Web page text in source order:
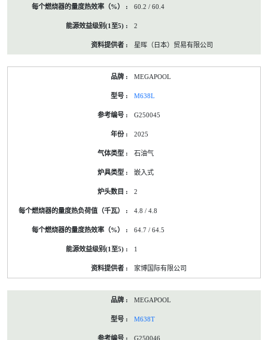
60.2 / 60.4
2
星晖（日本）贸易有限公司
MEGAPOOL
M638L
G250045
2025
石油气
嵌入式
2
4.8 / 4.8
64.7 / 64.5
1
家博国际有限公司
MEGAPOOL
M638T
G250046